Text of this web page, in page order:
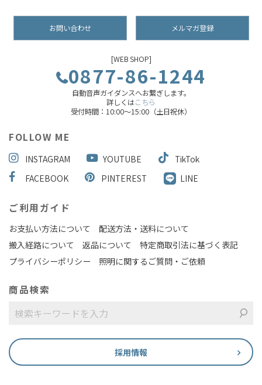
お問い合わせ メルマガ登録
[WEB SHOP]
0877-86-1244
自動音声ガイダンスへお繋ぎします。
詳しくはこちら
受付時間：10:00～15:00（土日祝休）
FOLLOW ME
INSTAGRAM YOUTUBE
TikTok
FACEBOOK
PINTEREST LINE
ご利用ガイド
お支払い方法について
配送方法・送料について
搬入経路について
返品について
特定商取引法に基づく表記
プライバシーポリシー
照明に関するご質問・ご依頼
商品検索
採用情報